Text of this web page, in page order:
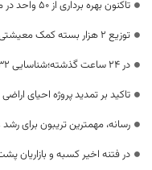
تاکنون بهره برداری از ۵۰ واحد در مجتمع گلخانه‌ای محمدیه
توزیع ۲ هزار بسته کمک معیشتی هلال‌احمر خراسان جنوبی
در 24 ساعت گذشته؛شناسایی 32 بیمار جدید کرونا در خراسان جنوبی
تاکید بر تمدید پروژه احیای
رسانه، مهمترین تریبون برای
در فتنه اخیر کسبه و بازاریان